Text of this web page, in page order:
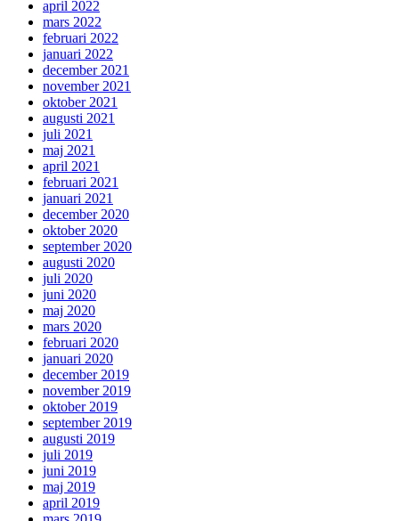
april 2022
mars 2022
februari 2022
januari 2022
december 2021
november 2021
oktober 2021
augusti 2021
juli 2021
maj 2021
april 2021
februari 2021
januari 2021
december 2020
oktober 2020
september 2020
augusti 2020
juli 2020
juni 2020
maj 2020
mars 2020
februari 2020
januari 2020
december 2019
november 2019
oktober 2019
september 2019
augusti 2019
juli 2019
juni 2019
maj 2019
april 2019